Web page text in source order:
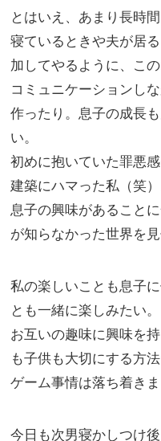
とはいえ、あまり長時
寝ているときや夫が居
加してやるように、こ
コミュニケーションし
作ったり。息子の成長
い。
初めに抱いていた罪悪
建築にハマった私（笑）
息子の興味があること
が知らなかった世界を
私の楽しいことも息子
とも一緒に楽しみたい。
お互いの趣味に興味を
も子供も大切にする方
ゲーム事情は落ち着きま
今日も次男寝かしつけ